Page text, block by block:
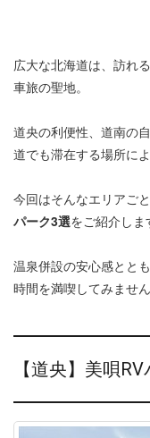
広大な北海道は、訪れ
車旅の聖地。
道央の利便性、道南の
道でも滞在する場所に
今回はそんなエリアご
パーク3選をご紹介しま
温泉併設の安心感とと
時間を満喫してみません
【道央】美唄